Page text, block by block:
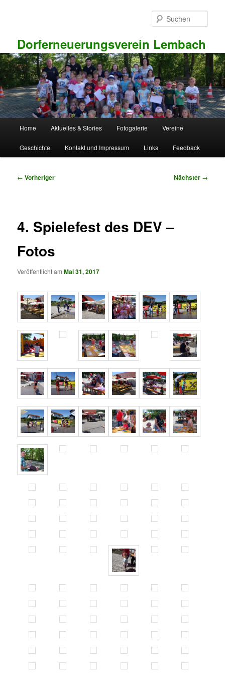
Dorferneuerungsverein Lembach
Home Aktuelles & Stories Fotogalerie Vereine
Geschichte Kontakt und Impressum Links Feedback
Beitragsnavigation
← Vorheriger Nächster →
4. Spielefest des DEV –
Fotos
Veröffentlicht amMai 31, 2017